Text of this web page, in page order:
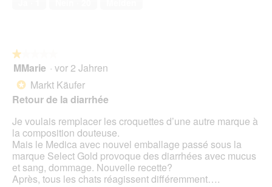
★★★★★
★★★★★
1
Sternen.
MMarie · vor 2 Jahren
* Markt Käufer
Retour de la diarrhée
Je voulais remplacer les croquettes d’une autre marque à
la composition douteuse.
Mais le Medica avec nouvel emballage passé sous la
marque Select Gold provoque des diarrhées avec mucus
et sang, dommage. Nouvelle recette?
Après, tous les chats réagissent différemment….